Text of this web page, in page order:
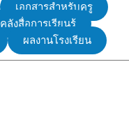
เอกสารสำหรับครู
คลังสื่อการเรียนรู้
ผลงานโรงเรียน